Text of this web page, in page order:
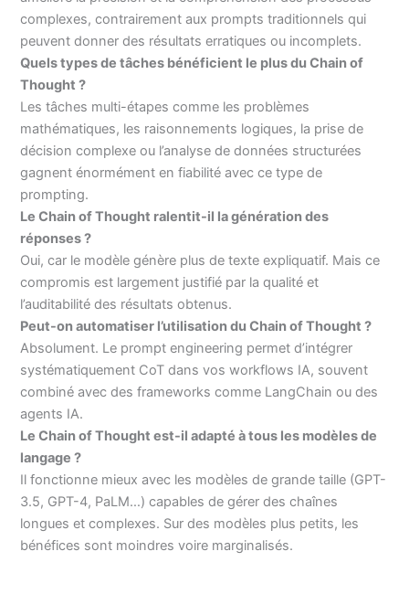
complexes, contrairement aux prompts traditionnels qui
peuvent donner des résultats erratiques ou incomplets.
Quels types de tâches bénéficient le plus du Chain of
Thought ?
Les tâches multi-étapes comme les problèmes
mathématiques, les raisonnements logiques, la prise de
décision complexe ou l’analyse de données structurées
gagnent énormément en fiabilité avec ce type de
prompting.
Le Chain of Thought ralentit-il la génération des
réponses ?
Oui, car le modèle génère plus de texte expliquatif. Mais ce
compromis est largement justifié par la qualité et
l’auditabilité des résultats obtenus.
Peut-on automatiser l’utilisation du Chain of Thought ?
Absolument. Le prompt engineering permet d’intégrer
systématiquement CoT dans vos workflows IA, souvent
combiné avec des frameworks comme LangChain ou des
agents IA.
Le Chain of Thought est-il adapté à tous les modèles de
langage ?
Il fonctionne mieux avec les modèles de grande taille (GPT-
3.5, GPT-4, PaLM…) capables de gérer des chaînes
longues et complexes. Sur des modèles plus petits, les
bénéfices sont moindres voire marginalisés.